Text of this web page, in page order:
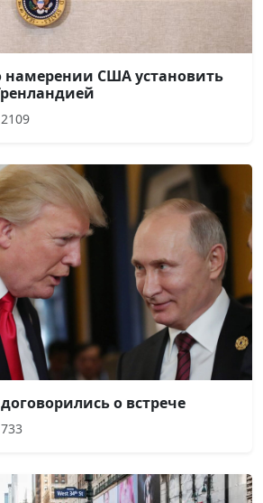
намерении США установить
2109
о встрече
733